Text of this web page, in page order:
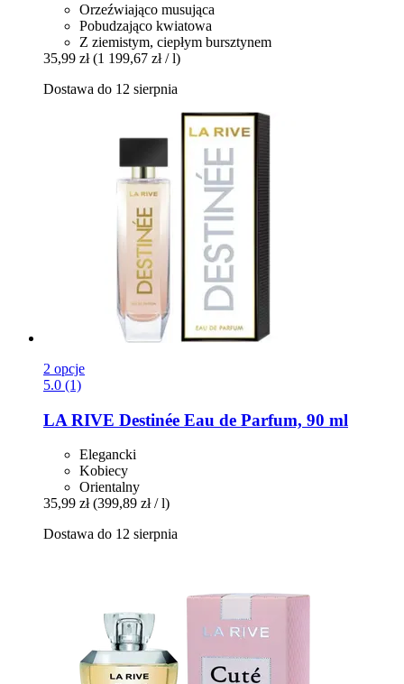
Orzeźwiająco musująca
Pobudzająco kwiatowa
Z ziemistym, ciepłym bursztynem
35,99 zł (1 199,67 zł / l)
Dostawa do 12 sierpnia
2 opcje
5.0 (1)
LA RIVE Destinée Eau de Parfum, 90 ml
Elegancki
Kobiecy
Orientalny
35,99 zł (399,89 zł / l)
Dostawa do 12 sierpnia